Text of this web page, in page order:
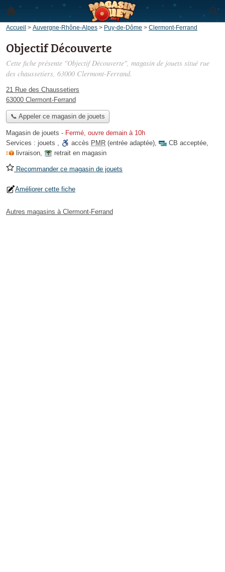
Accueil > Auvergne-Rhône-Alpes > Puy-de-Dôme > Clermont-Ferrand
Objectif Découverte
Cette fiche présente "Objectif Découverte", magasin de jouets situé rue
des chaussetiers, 63000 Clermont-Ferrand.
21 Rue des Chaussetiers
63000 Clermont-Ferrand
📞 Appeler ce magasin de jouets
Magasin de jouets - Fermé, ouvre demain à 10h
Services : jouets , accès PMR (entrée adaptée), CB acceptée,
livraison, retrait en magasin
Recommander ce magasin de jouets
Améliorer cette fiche
Autres magasins à Clermont-Ferrand